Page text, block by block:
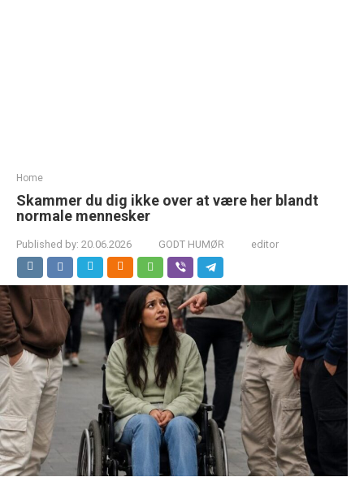
Home
Skammer du dig ikke over at være her blandt
normale mennesker
Published by: 20.06.2026 GODT HUMØR editor